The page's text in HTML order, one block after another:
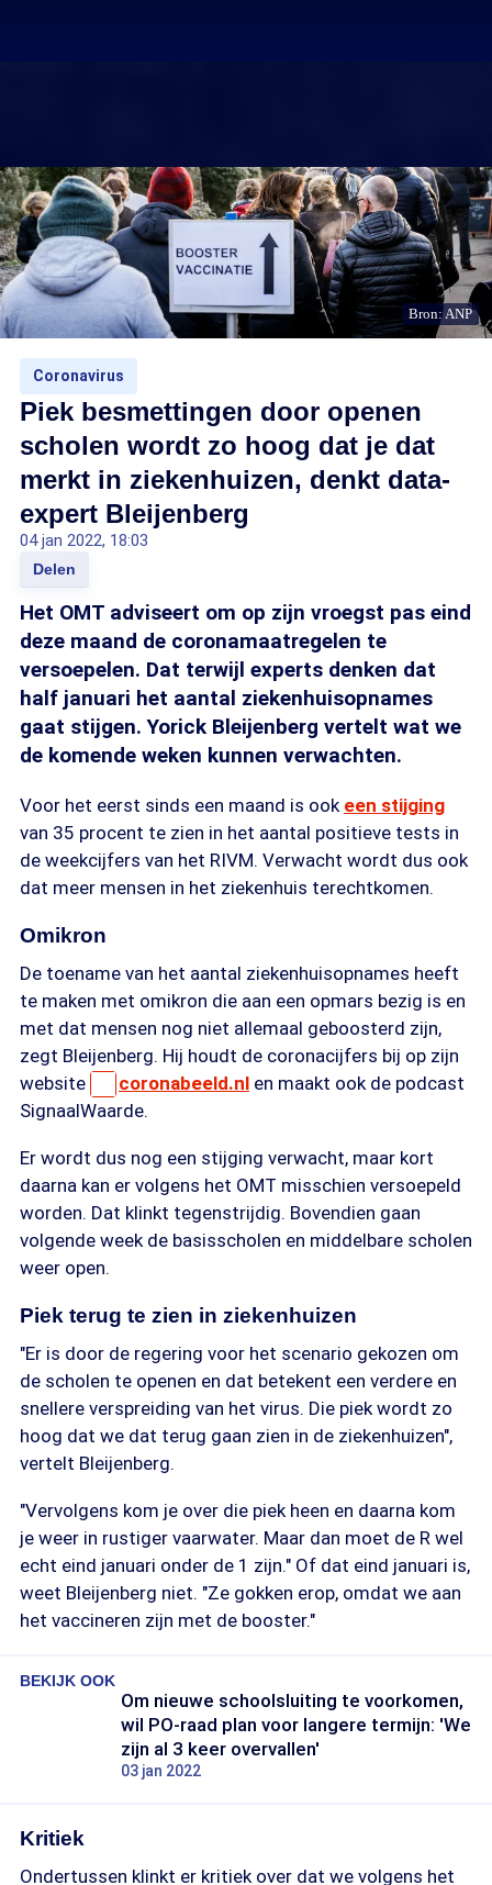
Bron: ANP
Coronavirus
Piek besmettingen door openen
scholen wordt zo hoog dat je dat
merkt in ziekenhuizen, denkt data-
expert Bleijenberg
04 jan 2022, 18:03
Delen
Het OMT adviseert om op zijn vroegst pas eind
deze maand de coronamaatregelen te
versoepelen. Dat terwijl experts denken dat
half januari het aantal ziekenhuisopnames
gaat stijgen. Yorick Bleijenberg vertelt wat we
de komende weken kunnen verwachten.
Voor het eerst sinds een maand is ook een stijging
van 35 procent te zien in het aantal positieve tests in
de weekcijfers van het RIVM. Verwacht wordt dus ook
dat meer mensen in het ziekenhuis terechtkomen.
Omikron
De toename van het aantal ziekenhuisopnames heeft
te maken met omikron die aan een opmars bezig is en
met dat mensen nog niet allemaal geboosterd zijn,
zegt Bleijenberg. Hij houdt de coronacijfers bij op zijn
website
coronabeeld.nl en maakt ook de podcast
SignaalWaarde.
Er wordt dus nog een stijging verwacht, maar kort
daarna kan er volgens het OMT misschien versoepeld
worden. Dat klinkt tegenstrijdig. Bovendien gaan
volgende week de basisscholen en middelbare scholen
weer open.
Piek terug te zien in ziekenhuizen
"Er is door de regering voor het scenario gekozen om
de scholen te openen en dat betekent een verdere en
snellere verspreiding van het virus. Die piek wordt zo
hoog dat we dat terug gaan zien in de ziekenhuizen",
vertelt Bleijenberg.
"Vervolgens kom je over die piek heen en daarna kom
je weer in rustiger vaarwater. Maar dan moet de R wel
echt eind januari onder de 1 zijn." Of dat eind januari is,
weet Bleijenberg niet. "Ze gokken erop, omdat we aan
het vaccineren zijn met de booster."
BEKIJK OOK
Om nieuwe schoolsluiting te voorkomen,
wil PO-raad plan voor langere termijn: 'We
zijn al 3 keer overvallen'
03 jan 2022
Kritiek
Ondertussen klinkt er kritiek over dat we volgens het